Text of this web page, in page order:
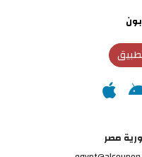
مصر